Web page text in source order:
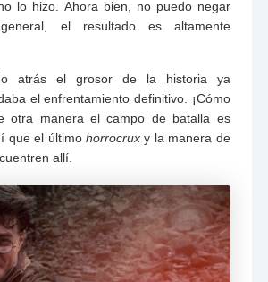
lo hizo. Ahora bien, no puedo negar
el resultado es altamente
atrás el grosor de la historia ya
el enfrentamiento definitivo. ¡Cómo
otra manera el campo de batalla es
que el último horrocruxy la manera de
allí.